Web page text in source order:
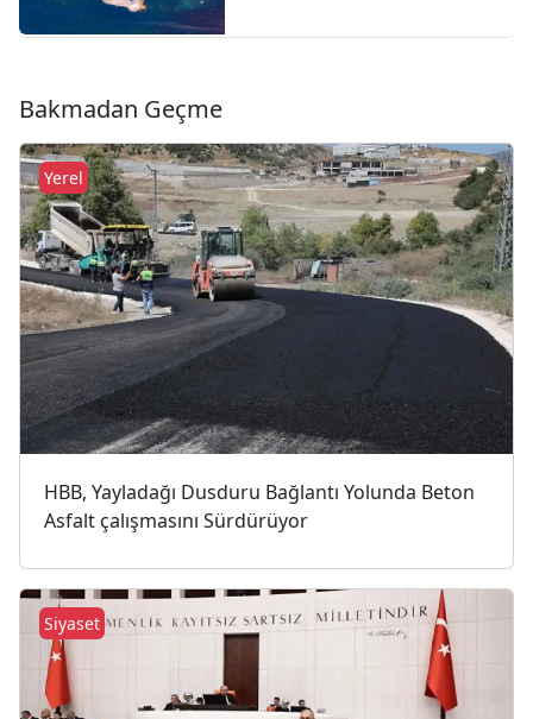
Bakmadan Geçme
HBB, Yayladağı Dusduru Bağlantı Yolunda Beton
Asfalt çalışmasını Sürdürüyor
Yerel
Siyaset